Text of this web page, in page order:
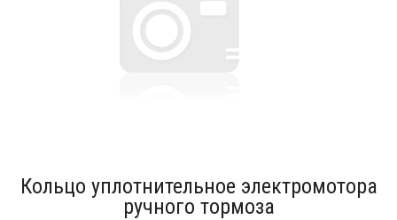
Кольцо уплотнительное электромотора
ручного тормоза